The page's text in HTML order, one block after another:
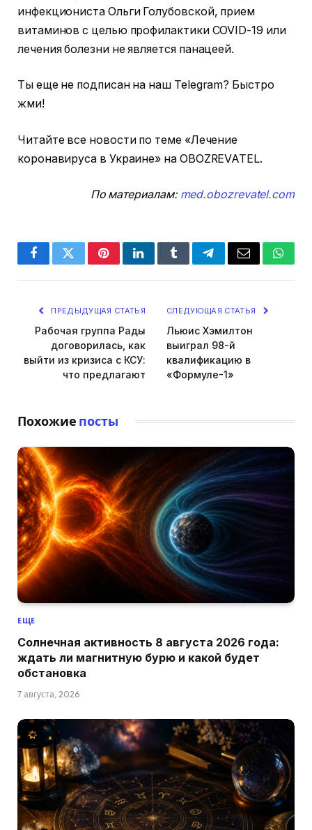
инфекциониста Ольги Голубовской, прием
витаминов с целью профилактики COVID-19 или
лечения болезни не является панацеей.
Ты еще не подписан на наш Telegram? Быстро
жми!
Читайте все новости по теме «Лечение
коронавируса в Украине» на OBOZREVATEL.
По материалам: med.obozrevatel.com
FacebookTwitterPinterestLinkedInTumblrTelegramEmail
ПРЕДЫДУЩАЯ СТАТЬЯ
Рабочая группа Рады
договорилась, как
выйти из кризиса с КСУ:
что предлагают
СЛЕДУЮЩАЯ СТАТЬЯ
Льюис Хэмилтон
выиграл 98-й
квалификацию в
«Формуле-1»
Похожие посты
ЕЩЕ
Солнечная активность 8 августа 2026 года:
ждать ли магнитную бурю и какой будет
обстановка
7 августа, 2026